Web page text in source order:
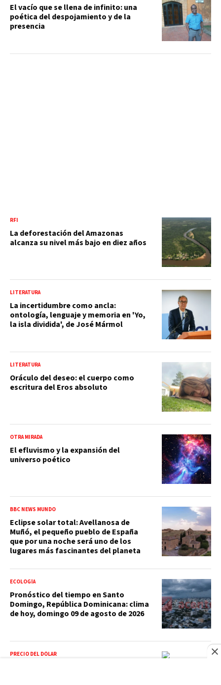
El vacío que se llena de infinito: una
poética del despojamiento y de la
presencia
RFI
La deforestación del Amazonas
alcanza su nivel más bajo en diez años
LITERATURA
La incertidumbre como ancla:
ontología, lenguaje y memoria en 'Yo,
la isla dividida', de José Mármol
LITERATURA
Oráculo del deseo: el cuerpo como
escritura del Eros absoluto
OTRA MIRADA
El efluvismo y la expansión del
universo poético
BBC NEWS MUNDO
Eclipse solar total: Avellanosa de
Muñó, el pequeño pueblo de España
que por una noche será uno de los
lugares más fascinantes del planeta
ECOLOGÍA
Pronóstico del tiempo en Santo
Domingo, República Dominicana: clima
de hoy, domingo 09 de agosto de 2026
PRECIO DEL DÓLAR